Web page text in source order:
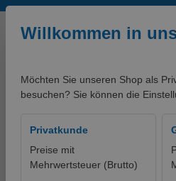
Zum Hauptinhalt springen
Willkommen in
Möchten Sie unseren Shop als
besuchen? Sie können die
Privatkunde
Preise mit
Mehrwertsteuer (Brutto)